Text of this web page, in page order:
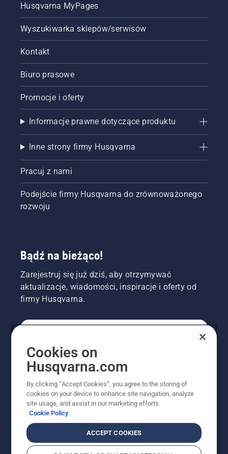
Husqvarna MyPages
Wyszukiwarka sklepów/serwisów
Kontakt
Biuro prasowe
Promocje i oferty
Informacje prawne dotyczące produktu
Inne strony firmy Husqvarna
Pracuj z nami
Podejście firmy Husqvarna do zrównoważonego
rozwoju
Bądź na bieżąco!
Zarejestruj się już dziś, aby otrzymywać
aktualizacje, wiadomości, inspiracje i oferty od
firmy Husqvarna.
PROFESJONALISTA
Cookies on
Husqvarna.com
By clicking “Accept Cookies”, you agree to the storing of
cookies on your device to enhance site navigation, analyze
site usage, and assist in our marketing efforts.
Cookie Policy
ACCEPT COOKIES